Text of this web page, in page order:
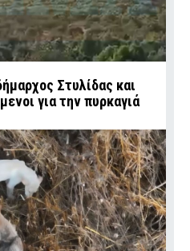
Στυλίδας και
για την πυρκαγιά